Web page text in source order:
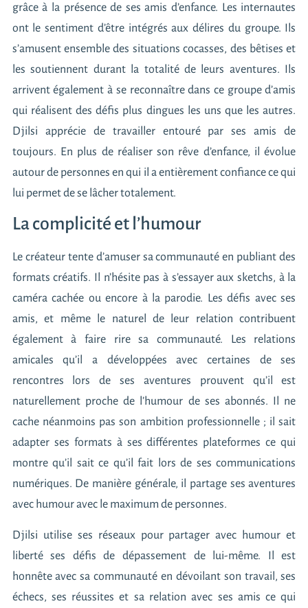
grâce à la présence de ses amis d’enfance. Les internautes
ont le sentiment d’être intégrés aux délires du groupe. Ils
s’amusent ensemble des situations cocasses, des bêtises et
les soutiennent durant la totalité de leurs aventures. Ils
arrivent également à se reconnaître dans ce groupe d’amis
qui réalisent des défis plus dingues les uns que les autres.
Djilsi apprécie de travailler entouré par ses amis de
toujours. En plus de réaliser son rêve d’enfance, il évolue
autour de personnes en qui il a entièrement confiance ce qui
lui permet de se lâcher totalement.
La complicité et l’humour
Le créateur tente d’amuser sa communauté en publiant des
formats créatifs. Il n’hésite pas à s’essayer aux sketchs, à la
caméra cachée ou encore à la parodie. Les défis avec ses
amis, et même le naturel de leur relation contribuent
également à faire rire sa communauté. Les relations
amicales qu’il a développées avec certaines de ses
rencontres lors de ses aventures prouvent qu’il est
naturellement proche de l’humour de ses abonnés. Il ne
cache néanmoins pas son ambition professionnelle ; il sait
adapter ses formats à ses différentes plateformes ce qui
montre qu’il sait ce qu’il fait lors de ses communications
numériques. De manière générale, il partage ses aventures
avec humour avec le maximum de personnes.
Djilsi utilise ses réseaux pour partager avec humour et
liberté ses défis de dépassement de lui-même. Il est
honnête avec sa communauté en dévoilant son travail, ses
échecs, ses réussites et sa relation avec ses amis ce qui